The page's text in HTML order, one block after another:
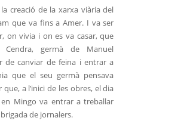
creació de la xarxa viària del
que va fins a Amer. I va ser
on vivia i on es va casar, que
germà de Manuel
de canviar de feina i entrar a
que el seu germà pensava
que, a l’inici de les obres, el dia
en Mingo va entrar a treballar
de jornalers.